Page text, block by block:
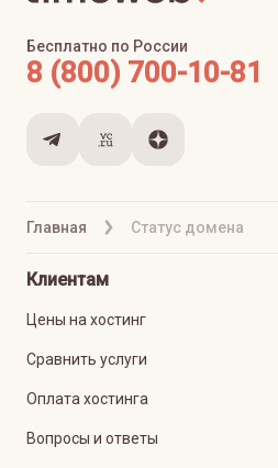
Главная Статус домена
Бесплатно по России
8 (800) 700-10-81
Клиентам
Цены на хостинг
Сравнить услуги
Оплата хостинга
Вопросы и ответы